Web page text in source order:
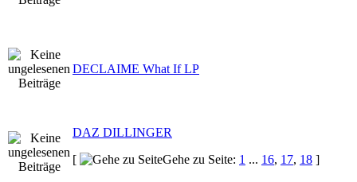
DECLAIME What If LP
DAZ DILLINGER
[
Gehe zu Seite: 1 ... 16, 17, 18 ]